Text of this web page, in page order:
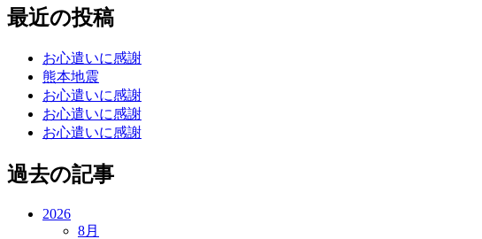
最近の投稿
お心遣いに感謝
熊本地震
お心遣いに感謝
お心遣いに感謝
お心遣いに感謝
過去の記事
2026
8月